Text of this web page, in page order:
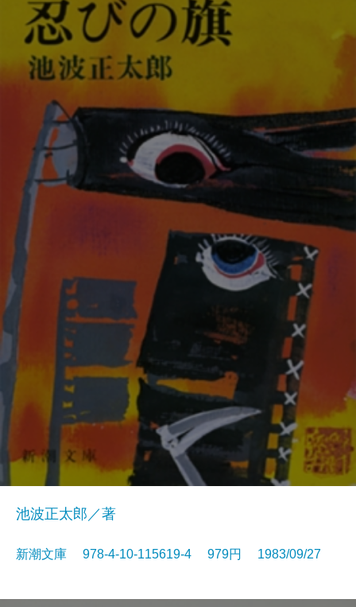
池波正太郎／著
新潮文庫 978-4-10-115619-4 979円 1983/09/27